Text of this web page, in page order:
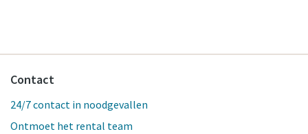
Contact
24/7 contact in noodgevallen
Ontmoet het rental team